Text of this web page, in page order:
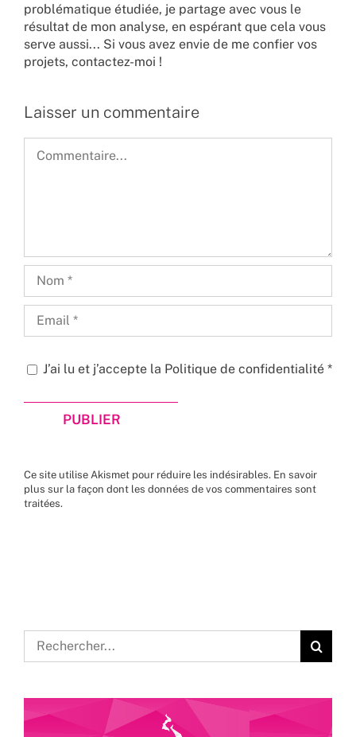
problématique étudiée, je partage avec vous le
résultat de mon analyse, en espérant que cela vous
serve aussi... Si vous avez envie de me confier vos
projets, contactez-moi !
Laisser un commentaire
J’ai lu et j’accepte la Politique de confidentialité *
Ce site utilise Akismet pour réduire les indésirables. En savoir
plus sur la façon dont les données de vos commentaires sont
traitées.
Rechercher: